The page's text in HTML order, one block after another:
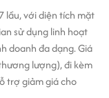
lầu, với diện tích mặt
sử dụng linh hoạt
doanh đa dạng. Giá
lượng), đi kèm
trợ giảm giá cho